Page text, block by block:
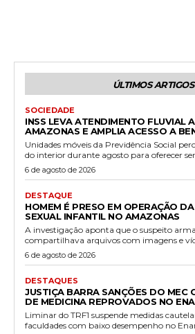
ÚLTIMOS ARTIGOS
SOCIEDADE
INSS LEVA ATENDIMENTO FLUVIAL
AMAZONAS E AMPLIA ACESSO A
Unidades móveis da Previdência Social
do interior durante agosto para oferecer
6 de agosto de 2026
DESTAQUE
HOMEM É PRESO EM OPERAÇÃO
SEXUAL INFANTIL NO AMAZONAS
A investigação aponta que o suspeito
compartilhava arquivos com imagens e
6 de agosto de 2026
DESTAQUES
JUSTIÇA BARRA SANÇÕES DO MEC
DE MEDICINA REPROVADOS NO
Liminar do TRF1 suspende medidas
faculdades com baixo desempenho no